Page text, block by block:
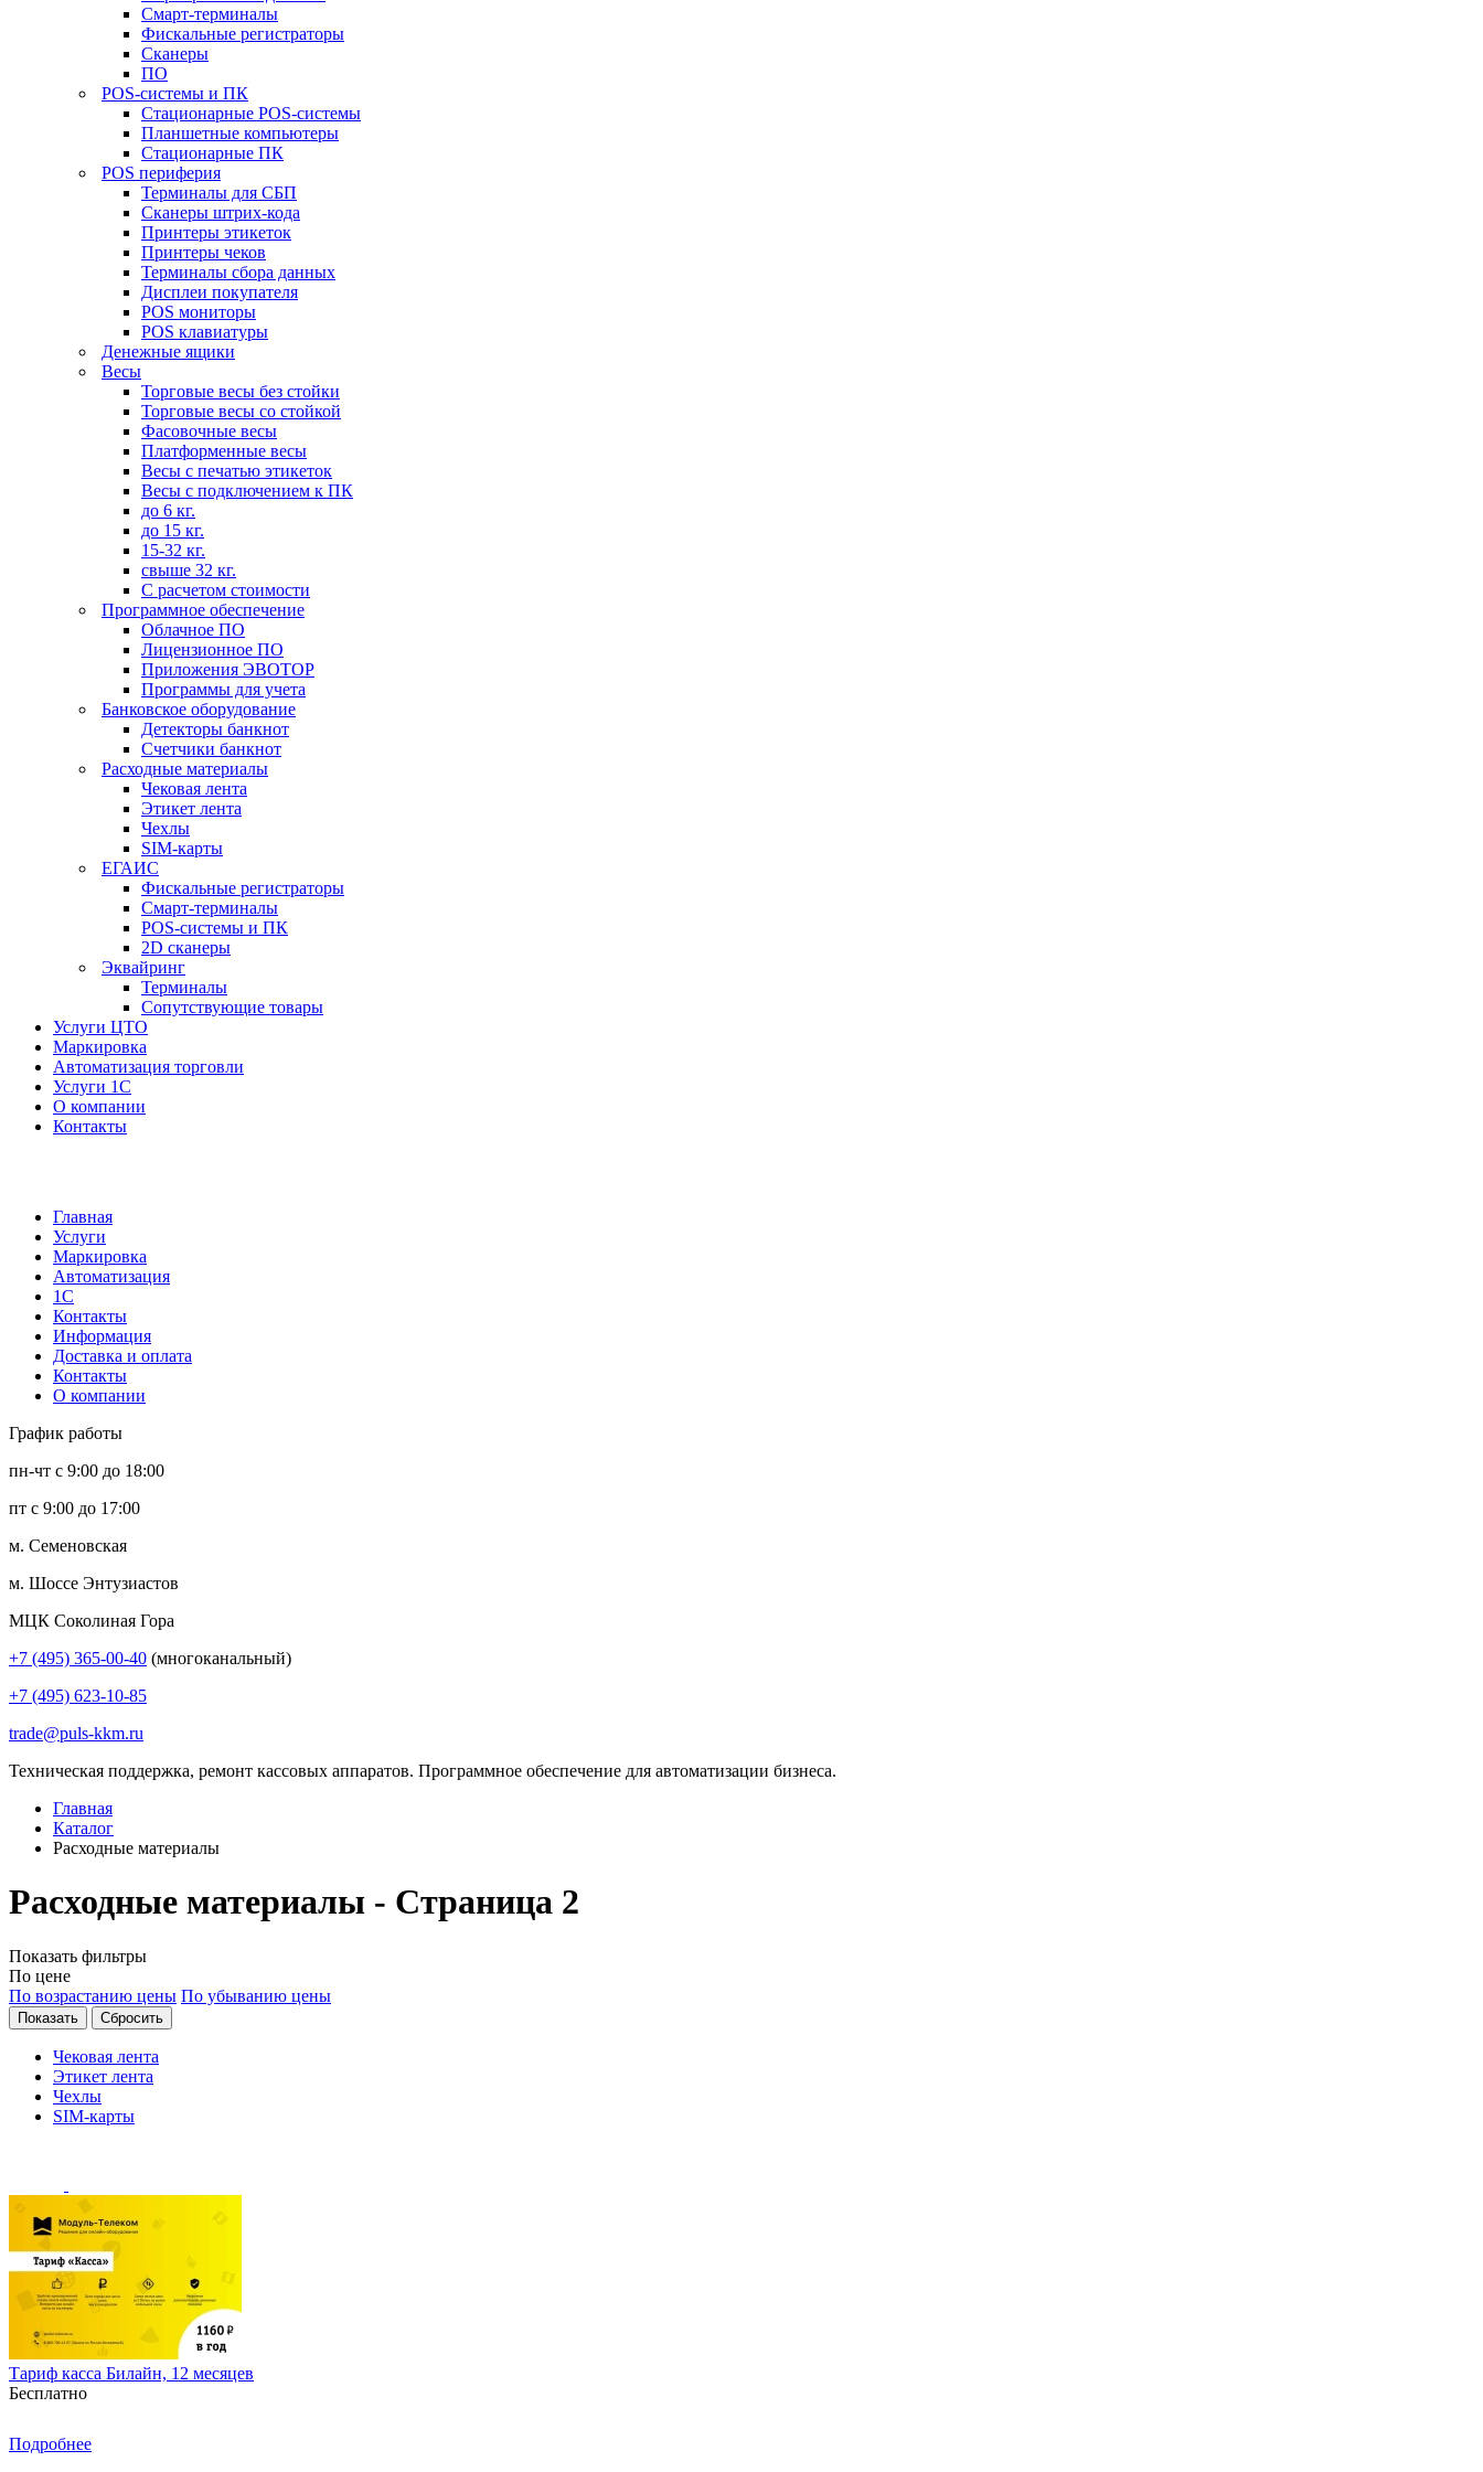
Смарт-терминалы
Фискальные регистраторы
Сканеры
ПО
POS-системы и ПК
Стационарные POS-системы
Планшетные компьютеры
Стационарные ПК
POS периферия
Терминалы для СБП
Сканеры штрих-кода
Принтеры этикеток
Принтеры чеков
Терминалы сбора данных
Дисплеи покупателя
POS мониторы
POS клавиатуры
Денежные ящики
Весы
Торговые весы без стойки
Торговые весы со стойкой
Фасовочные весы
Платформенные весы
Весы с печатью этикеток
Весы с подключением к ПК
до 6 кг.
до 15 кг.
15-32 кг.
свыше 32 кг.
С расчетом стоимости
Программное обеспечение
Облачное ПО
Лицензионное ПО
Приложения ЭВОТОР
Программы для учета
Банковское оборудование
Детекторы банкнот
Счетчики банкнот
Расходные материалы
Чековая лента
Этикет лента
Чехлы
SIM-карты
ЕГАИС
Фискальные регистраторы
Смарт-терминалы
POS-системы и ПК
2D сканеры
Эквайринг
Терминалы
Сопутствующие товары
Услуги ЦТО
Маркировка
Автоматизация торговли
Услуги 1С
О компании
Контакты
Главная
Услуги
Маркировка
Автоматизация
1С
Контакты
Информация
Доставка и оплата
Контакты
О компании
График работы
пн-чт с 9:00 до 18:00
пт с 9:00 до 17:00
м. Семеновская
м. Шоссе Энтузиастов
МЦК Соколиная Гора
+7 (495) 365-00-40 (многоканальный)
+7 (495) 623-10-85
trade@puls-kkm.ru
Техническая поддержка, ремонт кассовых аппаратов. Программное обеспечение для автоматизации бизнеса.
Главная
Каталог
Расходные материалы
Расходные материалы - Страница 2
Показать фильтры
По цене
По возрастанию цены По убыванию цены
Чековая лента
Этикет лента
Чехлы
SIM-карты
Тариф касса Билайн, 12 месяцев
Бесплатно
Подробнее